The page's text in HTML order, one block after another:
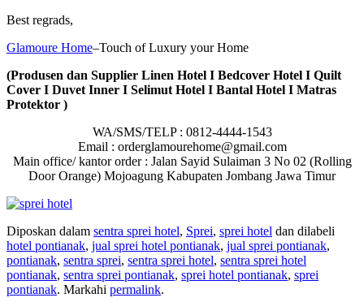
Best regrads,
Glamoure Home–Touch of Luxury your Home
(Produsen dan Supplier Linen Hotel I Bedcover Hotel I Quilt
Cover I Duvet Inner I Selimut Hotel I Bantal Hotel I Matras
Protektor )
WA/SMS/TELP : 0812-4444-1543
Email : orderglamourehome@gmail.com
Main office/ kantor order : Jalan Sayid Sulaiman 3 No 02 (Rolling
Door Orange) Mojoagung Kabupaten Jombang Jawa Timur
Diposkan dalam sentra sprei hotel, Sprei, sprei hotel dan dilabeli
hotel pontianak, jual sprei hotel pontianak, jual sprei pontianak,
pontianak, sentra sprei, sentra sprei hotel, sentra sprei hotel
pontianak, sentra sprei pontianak, sprei hotel pontianak, sprei
pontianak. Markahi permalink.